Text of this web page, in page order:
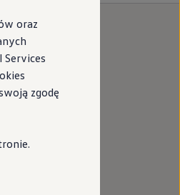
oraz
Services
zgodę